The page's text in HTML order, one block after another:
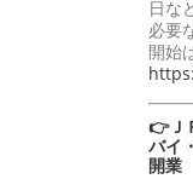
日な
必要
開始
👉Ｊ
バイ
開業